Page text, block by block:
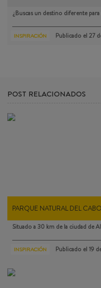
¿Buscas un destino diferente para
INSPIRACIÓN Publicado el 27
POST RELACIONADOS
PARQUE NATURAL DEL
Situado a 30 km de la ciudad de
INSPIRACIÓN Publicado el 19